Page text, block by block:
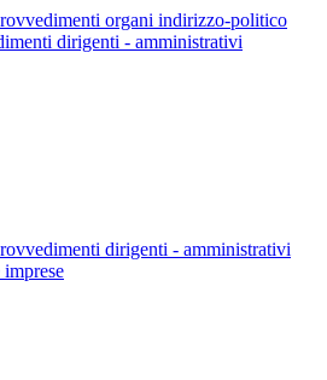
organi indirizzo-politico
dirigenti - amministrativi
dirigenti - amministrativi